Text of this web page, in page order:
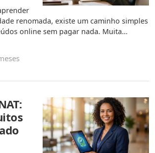
renomada, existe um caminho simples
online sem pagar nada. Muita…